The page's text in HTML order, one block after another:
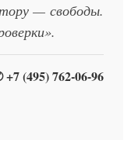
— свободы.
(495) 762-06-96